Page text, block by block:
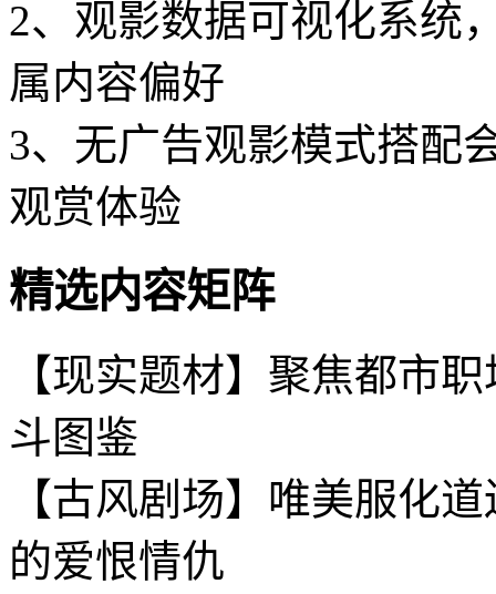
2、观影数据可视化系统
属内容偏好
3、无广告观影模式搭配
观赏体验
精选内容矩阵
【现实题材】聚焦都市
斗图鉴
【古风剧场】唯美服化
的爱恨情仇